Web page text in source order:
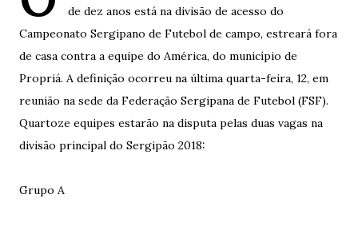
de dez anos está na divisão de acesso do
Campeonato Sergipano de Futebol de campo, estreará fora
de casa contra a equipe do América, do município de
Propriá. A definição ocorreu na última quarta-feira, 12, em
reunião na sede da Federação Sergipana de Futebol (FSF).
Quartoze equipes estarão na disputa pelas duas vagas na
divisão principal do Sergipão 2018:
Grupo A